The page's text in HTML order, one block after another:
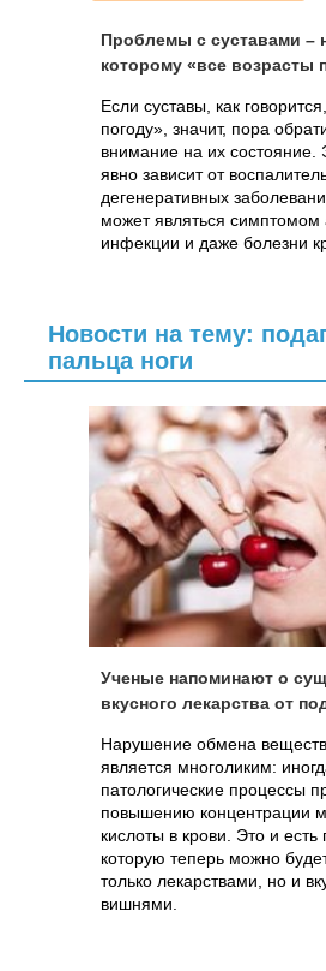
Проблемы с суставами –
которому «все возрасты
Если суставы, как
погоду», значит, пора
внимание на их состояние.
явно зависит от
дегенеративных
может являться симптомом
инфекции и даже болезни
Новости на тему:
пальца ноги
Ученые напоминают о
вкусного лекарства от
Нарушение обмена
является многоликим:
патологические процессы
повышению концентрации
кислоты в крови. Это и есть
которую теперь можно
только лекарствами, но и
вишнями.